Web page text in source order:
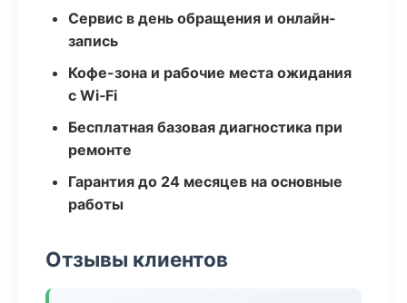
Сервис в день обращения и онлайн-
запись
Кофе-зона и рабочие места ожидания
с Wi‑Fi
Бесплатная базовая диагностика при
ремонте
Гарантия до 24 месяцев на основные
работы
Отзывы клиентов